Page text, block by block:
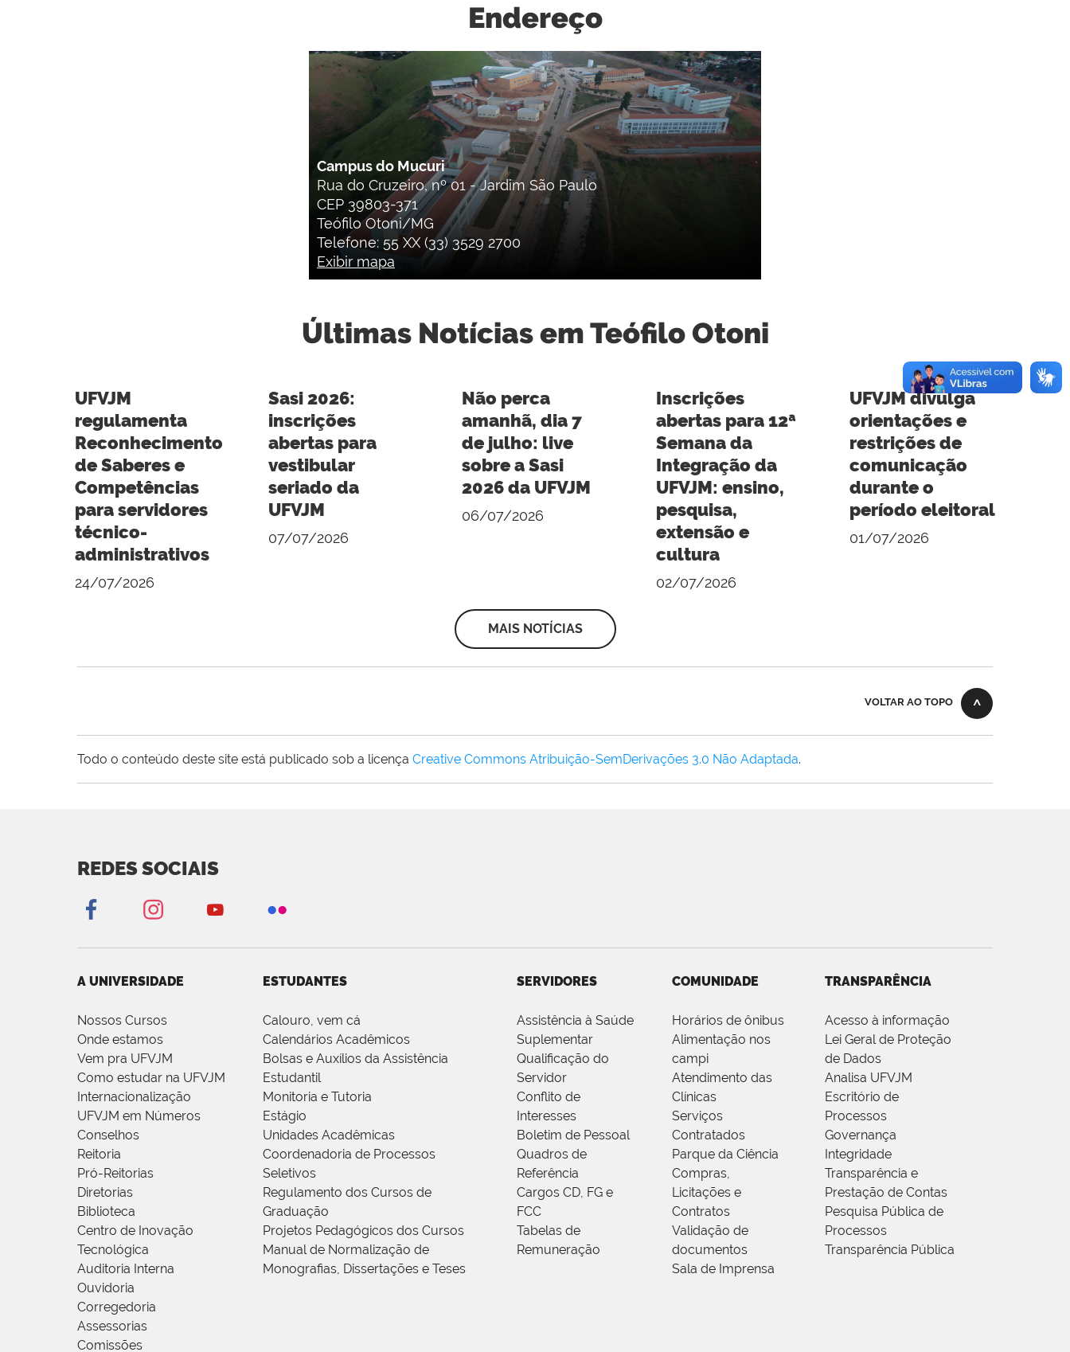
Endereço
Campus do Mucuri
Rua do Cruzeiro, nº 01 - Jardim São Paulo
CEP 39803-371
Teófilo Otoni/MG
Telefone: 55 XX (33) 3529 2700
Exibir mapa
Últimas Notícias em Teófilo Otoni
UFVJM
regulamenta
Reconhecimento
de Saberes e
Competências
para servidores
técnico-
administrativos
24/07/2026
Sasi 2026:
inscrições
abertas para
vestibular
seriado da
UFVJM
07/07/2026
Não perca
amanhã, dia 7
de julho: live
sobre a Sasi
2026 da UFVJM
06/07/2026
Inscrições
abertas para 12ª
Semana da
Integração da
UFVJM: ensino,
pesquisa,
extensão e
cultura
02/07/2026
UFVJM divulga
orientações e
restrições de
comunicação
durante o
período eleitoral
01/07/2026
MAIS NOTÍCIAS
VOLTAR AO TOPO
Todo o conteúdo deste site está publicado sob a licença Creative Commons Atribuição-SemDerivações 3.0 Não Adaptada.
REDES SOCIAIS
A UNIVERSIDADE
Nossos Cursos
Onde estamos
Vem pra UFVJM
Como estudar na UFVJM
Internacionalização
UFVJM em Números
Conselhos
Reitoria
Pró-Reitorias
Diretorias
Biblioteca
Centro de Inovação
Tecnológica
Auditoria Interna
Ouvidoria
Corregedoria
Assessorias
Comissões
ESTUDANTES
Calouro, vem cá
Calendários Acadêmicos
Bolsas e Auxílios da Assistência
Estudantil
Monitoria e Tutoria
Estágio
Unidades Acadêmicas
Coordenadoria de Processos
Seletivos
Regulamento dos Cursos de
Graduação
Projetos Pedagógicos dos Cursos
Manual de Normalização de
Monografias, Dissertações e Teses
SERVIDORES
Assistência à Saúde
Suplementar
Qualificação do
Servidor
Conflito de
Interesses
Boletim de Pessoal
Quadros de
Referência
Cargos CD, FG e
FCC
Tabelas de
Remuneração
COMUNIDADE
Horários de ônibus
Alimentação nos
campi
Atendimento das
Clínicas
Serviços
Contratados
Parque da Ciência
Compras,
Licitações e
Contratos
Validação de
documentos
Sala de Imprensa
TRANSPARÊNCIA
Acesso à informação
Lei Geral de Proteção
de Dados
Analisa UFVJM
Escritório de
Processos
Governança
Integridade
Transparência e
Prestação de Contas
Pesquisa Pública de
Processos
Transparência Pública